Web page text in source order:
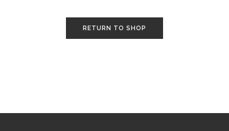
RETURN TO SHOP